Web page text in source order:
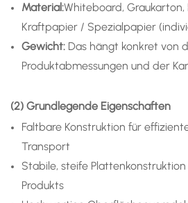
Material:Whiteboard,
Kraftpapier / Spezialpapier
Gewicht: Das hängt konkret von
Produktabmessungen und der
(2) Grundlegende Eigenschaften
Faltbare Konstruktion für
Transport
Stabile, steife
Produkts